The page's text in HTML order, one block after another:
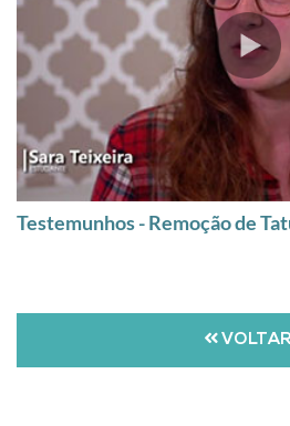
Testemunhos - Remoção de